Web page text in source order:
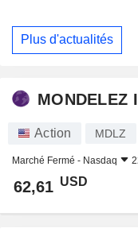
Plus d'actualités
MONDELEZ
Action MDLZ
Marché Fermé - Nasdaq
62,61 USD